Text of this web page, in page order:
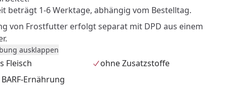
beträgt 1-6 Werktage, abhängig vom Bestelltag.
von Frostfutter erfolgt separat mit DPD aus einem
sind Montag bis Mittwoch, außer an Feiertagen.
innerhalb Deutschland und Österreich.
muss beim ersten Zustellversuch sofort angenommen
ausklappen
Fleisch
ohne Zusatzstoffe
Ernährung